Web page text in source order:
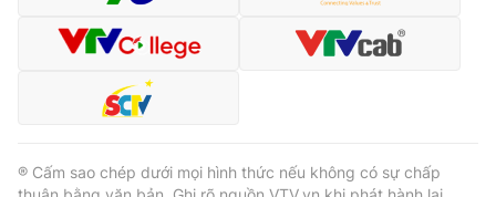
® Cấm sao chép dưới mọi hình thức nếu không có sự chấp